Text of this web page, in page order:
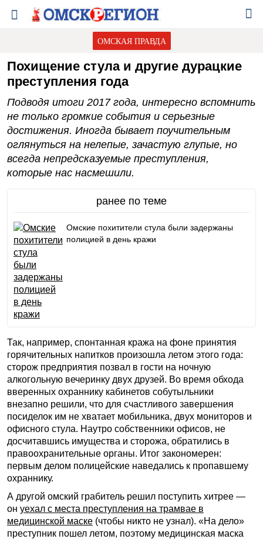
ОМСКАЯ ПРАВДА
Похищение стула и другие дурацкие
преступления года
Подводя итоги 2017 года, интересно вспомнить
не только громкие события и серьезные
достижения. Иногда бывает поучительным
оглянуться на нелепые, зачастую глупые, но
всегда непредсказуемые преступления,
которые нас насмешили.
ранее по теме
Омские похитители стула были задержаны
полицией в день кражи
Так, например, спонтанная кража на фоне принятия
горячительных напитков произошла летом этого года:
сторож предприятия позвал в гости на ночную
алкогольную вечеринку двух друзей. Во время обхода
вверенных охраннику кабинетов собутыльники
внезапно решили, что для счастливого завершения
посиделок им не хватает мобильника, двух мониторов и
офисного стула. Наутро собственники офисов, не
досчитавшись имущества и сторожа, обратились в
правоохранительные органы. Итог закономерен:
первым делом полицейские наведались к пропавшему
охраннику.
А другой омский грабитель решил поступить хитрее —
он уехал с места преступления на трамвае в
медицинской маске (чтобы никто не узнал). «На дело»
преступник пошел летом, поэтому медицинская маска